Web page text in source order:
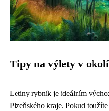
Tipy na výlety v okolí
Letiny rybník je ideálním
Plzeňského kraje. Pokud